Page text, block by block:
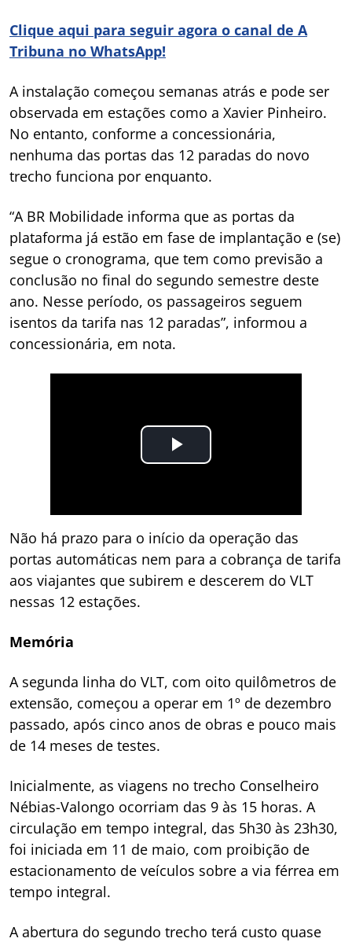
Clique aqui para seguir agora o canal de A
Tribuna no WhatsApp!
A instalação começou semanas atrás e pode ser
observada em estações como a Xavier Pinheiro.
No entanto, conforme a concessionária,
nenhuma das portas das 12 paradas do novo
trecho funciona por enquanto.
“A BR Mobilidade informa que as portas da
plataforma já estão em fase de implantação e (se)
segue o cronograma, que tem como previsão a
conclusão no final do segundo semestre deste
ano. Nesse período, os passageiros seguem
isentos da tarifa nas 12 paradas”, informou a
concessionária, em nota.
Não há prazo para o início da operação das
portas automáticas nem para a cobrança de tarifa
aos viajantes que subirem e descerem do VLT
nessas 12 estações.
Memória
A segunda linha do VLT, com oito quilômetros de
extensão, começou a operar em 1º de dezembro
passado, após cinco anos de obras e pouco mais
de 14 meses de testes.
Inicialmente, as viagens no trecho Conselheiro
Nébias-Valongo ocorriam das 9 às 15 horas. A
circulação em tempo integral, das 5h30 às 23h30,
foi iniciada em 11 de maio, com proibição de
estacionamento de veículos sobre a via férrea em
tempo integral.
A abertura do segundo trecho terá custo quase